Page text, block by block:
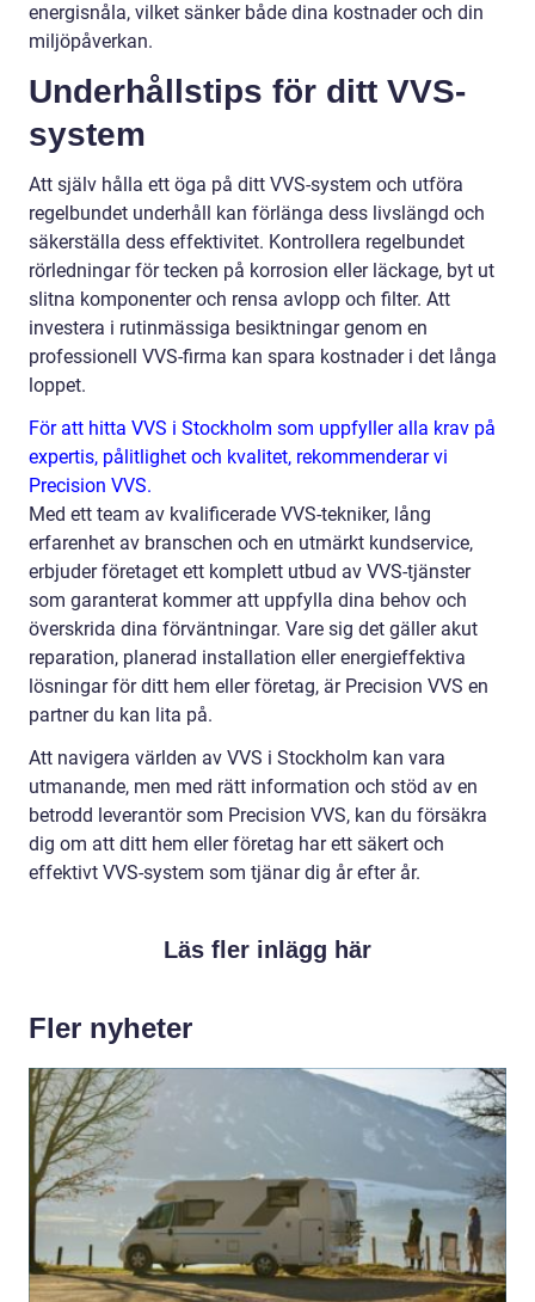
energisnåla, vilket sänker både dina kostnader och din
miljöpåverkan.
Underhållstips för ditt VVS-
system
Att själv hålla ett öga på ditt VVS-system och utföra
regelbundet underhåll kan förlänga dess livslängd och
säkerställa dess effektivitet. Kontrollera regelbundet
rörledningar för tecken på korrosion eller läckage, byt ut
slitna komponenter och rensa avlopp och filter. Att
investera i rutinmässiga besiktningar genom en
professionell VVS-firma kan spara kostnader i det långa
loppet.
För att hitta VVS i Stockholm som uppfyller alla krav på
expertis, pålitlighet och kvalitet, rekommenderar vi
Precision VVS.
Med ett team av kvalificerade VVS-tekniker, lång
erfarenhet av branschen och en utmärkt kundservice,
erbjuder företaget ett komplett utbud av VVS-tjänster
som garanterat kommer att uppfylla dina behov och
överskrida dina förväntningar. Vare sig det gäller akut
reparation, planerad installation eller energieffektiva
lösningar för ditt hem eller företag, är Precision VVS en
partner du kan lita på.
Att navigera världen av VVS i Stockholm kan vara
utmanande, men med rätt information och stöd av en
betrodd leverantör som Precision VVS, kan du försäkra
dig om att ditt hem eller företag har ett säkert och
effektivt VVS-system som tjänar dig år efter år.
Läs fler inlägg här
Fler nyheter